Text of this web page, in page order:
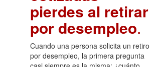
pierdes al retirar
por desempleo.
Cuando una persona solicita un retiro
por desempleo, la primera pregunta